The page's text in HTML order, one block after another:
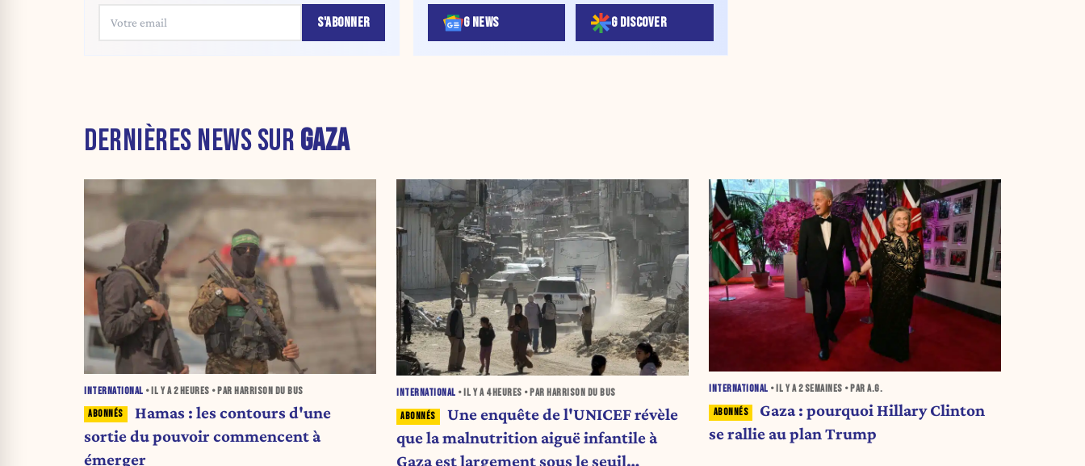
S'ABONNER G NEWS G DISCOVER
DERNIÈRES NEWS SUR GAZA
INTERNATIONAL • IL Y A2 HEURES • PAR HARRISON DU BUS
Hamas : les contours d'une
sortie du pouvoir commencent à
émerger
INTERNATIONAL • IL Y A 4 HEURES • PAR HARRISON DU BUS
Une enquête de l'UNICEF révèle
que la malnutrition aiguë infantile à
Gaza est largement sous le seuil
INTERNATIONAL • IL Y A2 SEMAINES • PAR A.G.
Gaza : pourquoi Hillary Clinton
se rallie au plan Trump